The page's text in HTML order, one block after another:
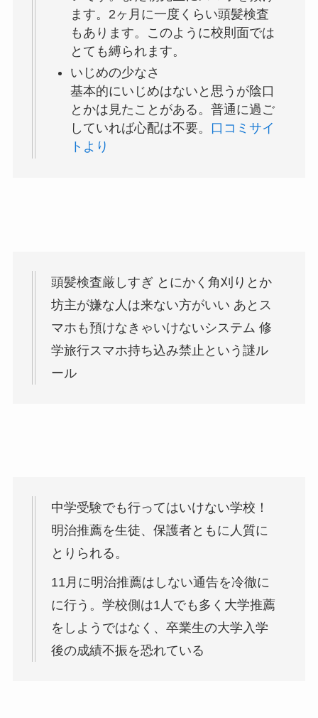
ます。2ヶ月に一度くらい頭髪検査
もあります。このように校則面では
とても縛られます。
いじめの少なさ
基本的にいじめはないと思うが陰口
とかは見たことがある。普通に過ご
していれば心配は不要。
口コミサイ
トより
頭髪検査厳しすぎ とにかく角刈りとか
坊主が嫌な人は来ない方がいい あとス
マホも預けなきゃいけないシステム 修
学旅行スマホ持ち込み禁止という謎ル
ール
中学受験でも行ってはいけない学校！
明治推薦を生徒、保護者ともに人質に
とりられる。
11月に明治推薦はしない通告を冷徹に
に行う。学校側は1人でも多く大学推薦
をしようではなく、卒業生の大学入学
後の成績不振を恐れている